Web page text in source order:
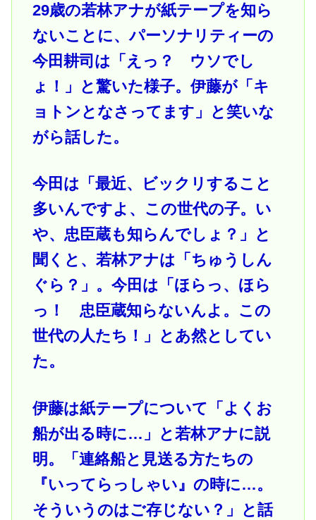
29歳の若林アナが紙テープを知ら
ないことに、パーソナリティーの
今田耕司は「えっ？ ウソでし
ょ！」と驚いた様子。伊藤が「キ
ョトンとなさってます」と笑いな
がら話した。
今田は「最近、ビックリすること
多いんですよ、この世代の子。い
や、忠臣蔵も知らんでしょ？」と
聞くと、若林アナは「ちゅうしん
ぐら？」。今田は「ほらっ、ほら
っ！ 忠臣蔵知らないんよ。この
世代の人たち！」とあ然としてい
た。
伊藤は紙テープについて「よくお
船が出る時に…」と若林アナに説
明。「連絡船と見送る方たちの
『いってらっしゃい』の時に…。
そういうのはご存じない？」と話